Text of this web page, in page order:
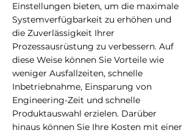
Einstellungen bieten, um die maximale
Systemverfügbarkeit zu erhöhen und
die Zuverlässigkeit Ihrer
Prozessausrüstung zu verbessern. Auf
diese Weise können Sie Vorteile wie
weniger Ausfallzeiten, schnelle
Inbetriebnahme, Einsparung von
Engineering-Zeit und schnelle
Produktauswahl erzielen. Darüber
hinaus können Sie Ihre Kosten mit einer